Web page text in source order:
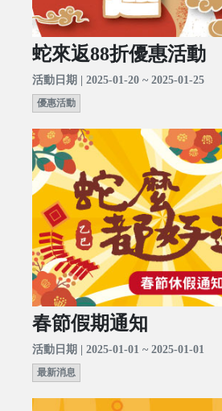
蛇來返88折優惠活動
活動日期 | 2025-01-20 ~ 2025-01-25
優惠活動
春節假期通知
活動日期 | 2025-01-01 ~ 2025-01-01
最新消息